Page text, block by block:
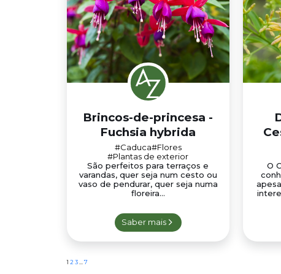
Brincos-de-princesa -
Fuchsia hybrida
#Caduca#Flores
#Plantas de exterior
São perfeitos para terraços e
varandas, quer seja num cesto ou
vaso de pendurar, quer seja numa
floreira...
Saber mais
O
Paginação
1 23…7